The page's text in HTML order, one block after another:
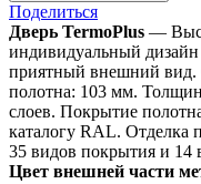
Поделиться
Дверь TermoPlus —
индивидуальный дизайн
приятный внешний вид.
полотна: 103 мм.
слоев. Покрытие
каталогу RAL. Отделка
35 видов покрытия и 14
Цвет внешней части